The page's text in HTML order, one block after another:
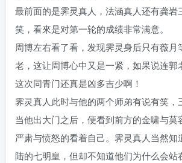
最前面的是霁灵真人，法涵真人还有龚岩
笑，看來是对第一轮的成绩非常满意。
周博左右看了看，发现霁灵身后只有薇月
老，这让周博心中又是一紧，如果说连郭
这次同青门还真是凶多吉少啊！
霁灵真人此时与他的两个师弟有说有笑，
当他出大门之后，便看到前方的金啸与莫
严肃与愤怒的看着自己。霁灵真人当然知
陆的七明皇，但却不知道他们为什么会站